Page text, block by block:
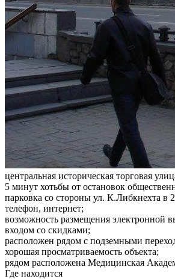
центральная историческая торговая
5 минут хотьбы от остановок
парковка со стороны ул. К.Либкнехта в
телефон, интернет;
возможность размещения электронной
входом со скидками;
расположен рядом с подземными
хорошая просматриваемость объекта;
рядом расположена Медицинская
Где находится